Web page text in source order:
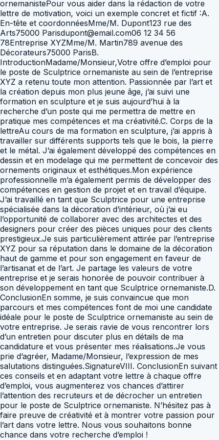
ornemanistePour vous aider dans la rédaction de votre
lettre de motivation, voici un exemple concret et fictif :A.
En-tête et coordonnéesMme/M. Dupont123 rue des
Arts75000 Parisdupont@email.com06 12 34 56
78Entreprise XYZMme/M. Martin789 avenue des
Décorateurs75000 ParisB.
IntroductionMadame/Monsieur,Votre offre d’emploi pour
le poste de Sculptrice ornemaniste au sein de l’entreprise
XYZ a retenu toute mon attention. Passionnée par l’art et
la création depuis mon plus jeune âge, j’ai suivi une
formation en sculpture et je suis aujourd’hui à la
recherche d’un poste qui me permettra de mettre en
pratique mes compétences et ma créativité.C. Corps de la
lettreAu cours de ma formation en sculpture, j’ai appris à
travailler sur différents supports tels que le bois, la pierre
et le métal. J’ai également développé des compétences en
dessin et en modelage qui me permettent de concevoir des
ornements originaux et esthétiques.Mon expérience
professionnelle m’a également permis de développer des
compétences en gestion de projet et en travail d’équipe.
J’ai travaillé en tant que Sculptrice pour une entreprise
spécialisée dans la décoration d’intérieur, où j’ai eu
l’opportunité de collaborer avec des architectes et des
designers pour créer des pièces uniques pour des clients
prestigieux.Je suis particulièrement attirée par l’entreprise
XYZ pour sa réputation dans le domaine de la décoration
haut de gamme et pour son engagement en faveur de
l’artisanat et de l’art. Je partage les valeurs de votre
entreprise et je serais honorée de pouvoir contribuer à
son développement en tant que Sculptrice ornemaniste.D.
ConclusionEn somme, je suis convaincue que mon
parcours et mes compétences font de moi une candidate
idéale pour le poste de Sculptrice ornemaniste au sein de
votre entreprise. Je serais ravie de vous rencontrer lors
d’un entretien pour discuter plus en détails de ma
candidature et vous présenter mes réalisations.Je vous
prie d’agréer, Madame/Monsieur, l’expression de mes
salutations distinguées.SignatureVIII. ConclusionEn suivant
ces conseils et en adaptant votre lettre à chaque offre
d’emploi, vous augmenterez vos chances d’attirer
l’attention des recruteurs et de décrocher un entretien
pour le poste de Sculptrice ornemaniste. N’hésitez pas à
faire preuve de créativité et à montrer votre passion pour
l’art dans votre lettre. Nous vous souhaitons bonne
chance dans votre recherche d’emploi !